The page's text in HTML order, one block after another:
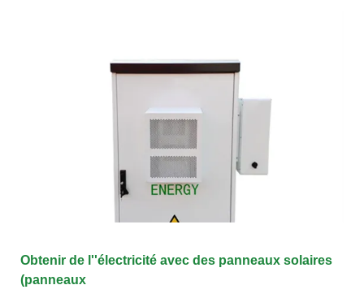
Obtenir de l''électricité avec des panneaux solaires
(panneaux